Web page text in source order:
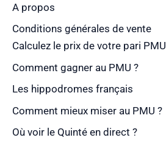
A propos
Conditions générales de vente
Calculez le prix de votre pari PMU
Comment gagner au PMU ?
Les hippodromes français
Comment mieux miser au PMU ?
Où voir le Quinté en direct ?